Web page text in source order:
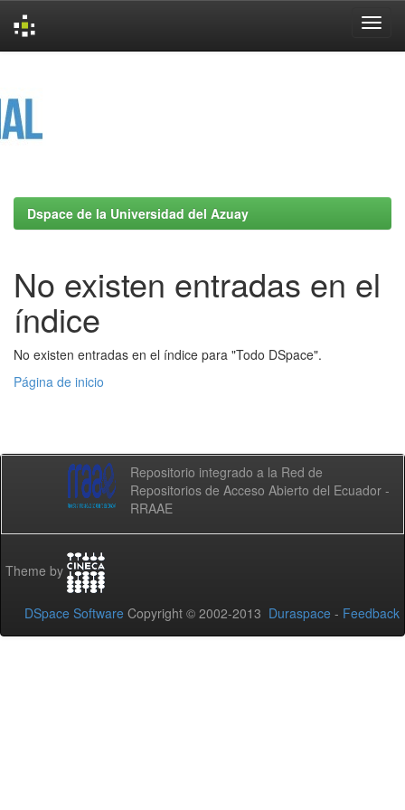
Dspace de la Universidad del Azuay
No existen entradas en el
índice
No existen entradas en el índice para "Todo DSpace".
Página de inicio
Repositorio integrado a la Red de
Repositorios de Acceso Abierto del Ecuador -
RRAAE
Theme by
DSpace Software Copyright © 2002-2013 Duraspace - Feedback